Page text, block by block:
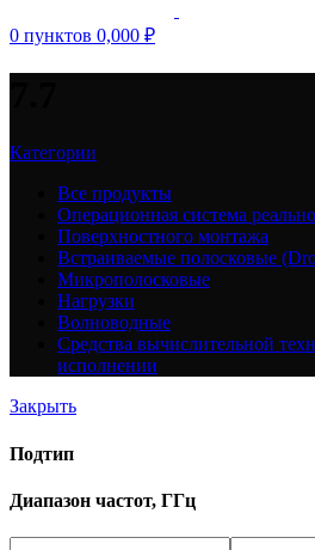
0 пунктов 0,000 ₽
Категории
Все продукты
Операционная система
Поверхностного монтажа
Встраиваемые полосковые
Микрополосковые
Нагрузки
Волноводные
Средства вычислительной
исполнении
Закрыть
Подтип
Диапазон частот, ГГц